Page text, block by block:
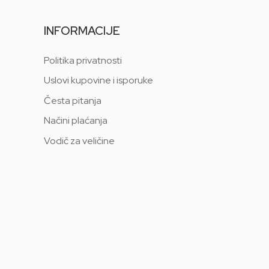
INFORMACIJE
Politika privatnosti
Uslovi kupovine i isporuke
Česta pitanja
Načini plaćanja
Vodič za veličine